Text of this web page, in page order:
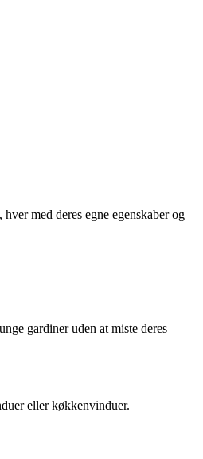
med deres egne egenskaber og
gardiner uden at miste deres
eller køkkenvinduer.